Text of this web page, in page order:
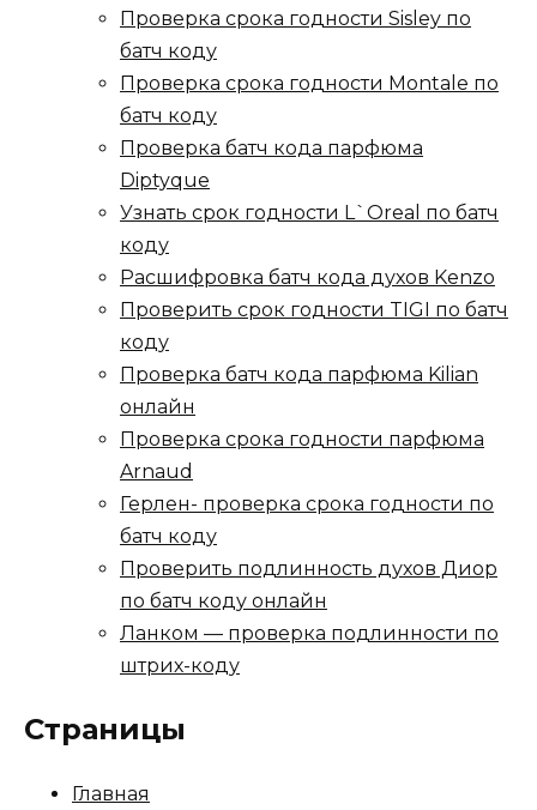
Проверка срока годности Sisley по
батч коду
Проверка срока годности Montale по
батч коду
Проверка батч кода парфюма
Diptyque
Узнать срок годности L`Oreal по батч
коду
Расшифровка батч кода духов Kenzo
Проверить срок годности TIGI по батч
коду
Проверка батч кода парфюма Kilian
онлайн
Проверка срока годности парфюма
Arnaud
Герлен- проверка срока годности по
батч коду
Проверить подлинность духов Диор
по батч коду онлайн
Ланком — проверка подлинности по
штрих-коду
Страницы
Главная